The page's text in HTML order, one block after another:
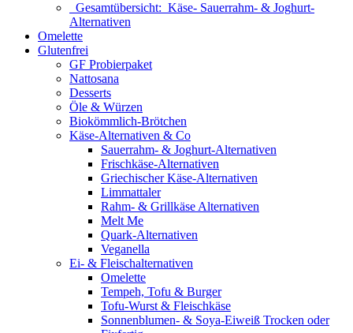
Gesamtübersicht: Käse- Sauerrahm- & Joghurt-
Alternativen
Omelette
Glutenfrei
GF Probierpaket
Nattosana
Desserts
Öle & Würzen
Biokömmlich-Brötchen
Käse-Alternativen & Co
Sauerrahm- & Joghurt-Alternativen
Frischkäse-Alternativen
Griechischer Käse-Alternativen
Limmattaler
Rahm- & Grillkäse Alternativen
Melt Me
Quark-Alternativen
Veganella
Ei- & Fleischalternativen
Omelette
Tempeh, Tofu & Burger
Tofu-Wurst & Fleischkäse
Sonnenblumen- & Soya-Eiweiß Trocken oder